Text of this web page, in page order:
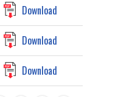
Download
Download
Download